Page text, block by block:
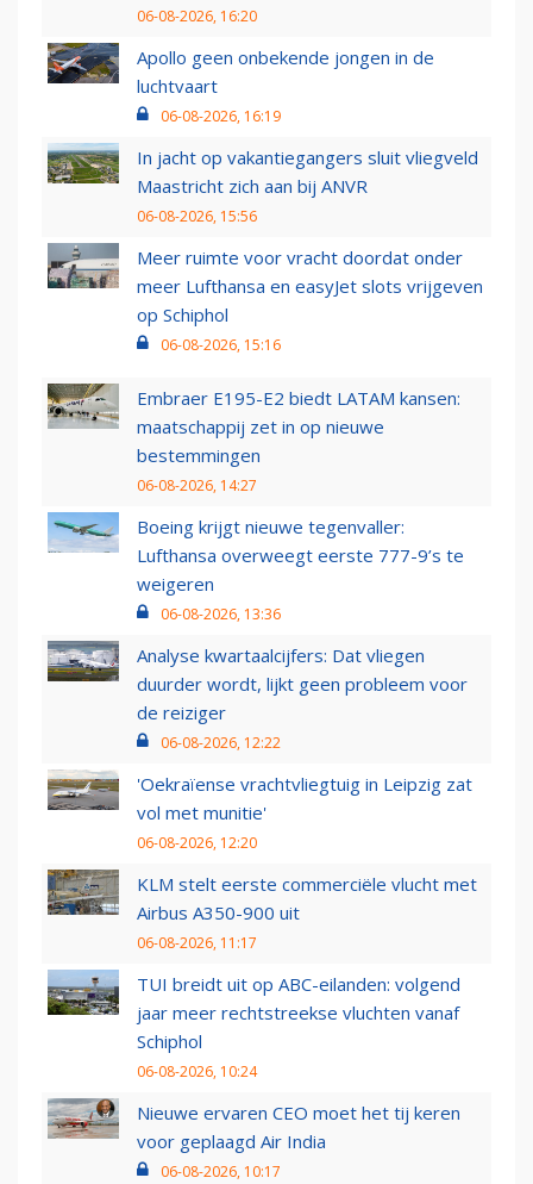
06-08-2026, 16:20
Apollo geen onbekende jongen in de
luchtvaart
06-08-2026, 16:19
In jacht op vakantiegangers sluit vliegveld
Maastricht zich aan bij ANVR
06-08-2026, 15:56
Meer ruimte voor vracht doordat onder
meer Lufthansa en easyJet slots vrijgeven
op Schiphol
06-08-2026, 15:16
Embraer E195-E2 biedt LATAM kansen:
maatschappij zet in op nieuwe
bestemmingen
06-08-2026, 14:27
Boeing krijgt nieuwe tegenvaller:
Lufthansa overweegt eerste 777-9’s te
weigeren
06-08-2026, 13:36
Analyse kwartaalcijfers: Dat vliegen
duurder wordt, lijkt geen probleem voor
de reiziger
06-08-2026, 12:22
'Oekraïense vrachtvliegtuig in Leipzig zat
vol met munitie'
06-08-2026, 12:20
KLM stelt eerste commerciële vlucht met
Airbus A350-900 uit
06-08-2026, 11:17
TUI breidt uit op ABC-eilanden: volgend
jaar meer rechtstreekse vluchten vanaf
Schiphol
06-08-2026, 10:24
Nieuwe ervaren CEO moet het tij keren
voor geplaagd Air India
06-08-2026, 10:17